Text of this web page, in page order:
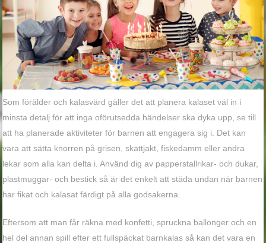
Som förälder och kalasvärd gäller det att planera kalaset väl in i
minsta detalj för att inga oförutsedda händelser ska dyka upp, se till
att ha planerade aktiviteter för barnen att engagera sig i. Det kan
vara att sätta knorren på grisen, skattjakt, fiskedamm eller andra
lekar som alla kan delta i. Använd dig av papperstallrikar- och dukar,
plastmuggar- och bestick så är det enkelt att städa undan när barnen
har fikat och kalasat färdigt på alla godsakerna.
Eftersom att man får räkna med konfetti, spruckna ballonger och en
hel del annan spill efter ett fullspäckat barnkalas så kan det vara en